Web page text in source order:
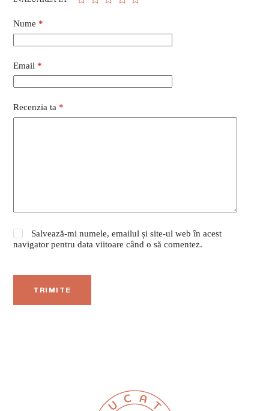
Nume *
Email *
Recenzia ta *
Salvează-mi numele, emailul și site-ul web în acest
navigator pentru data viitoare când o să comentez.
TRIMITE